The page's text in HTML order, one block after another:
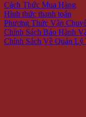
Cách Thức Mua Hàng
Hình thức thanh toán
Phương Thức Vận
Chính Sách Bảo Hành
Chính Sách Về Quản